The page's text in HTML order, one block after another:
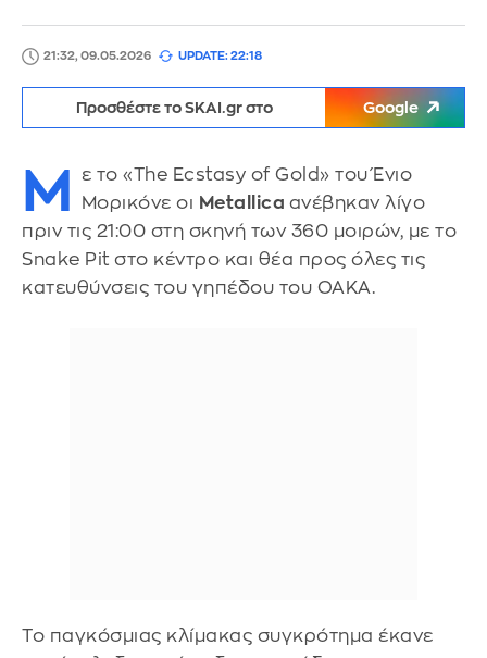
21:32, 09.05.2026 UPDATE: 22:18
Προσθέστε το SKAI.gr στο Google
Μ
ε το «The Ecstasy of Gold» του Ένιο
Μορικόνε οι Metallica ανέβηκαν λίγο
πριν τις 21:00 στη σκηνή των 360 μοιρών, με το
Snake Pit στο κέντρο και θέα προς όλες τις
κατευθύνσεις του γηπέδου του ΟΑΚΑ.
Το παγκόσμιας κλίμακας συγκρότημα έκανε